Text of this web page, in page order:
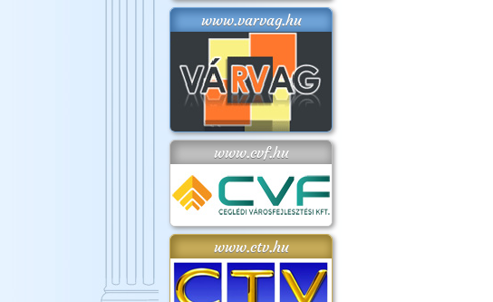
www.varvag.hu
www.cvf.hu
www.ctv.hu